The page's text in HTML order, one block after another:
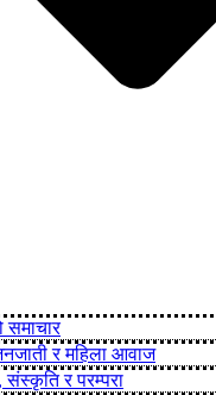
समाचार
र महिला आवाज
संस्कृति र परम्परा